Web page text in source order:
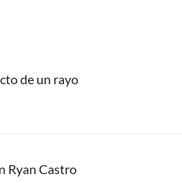
de un rayo
Ryan Castro